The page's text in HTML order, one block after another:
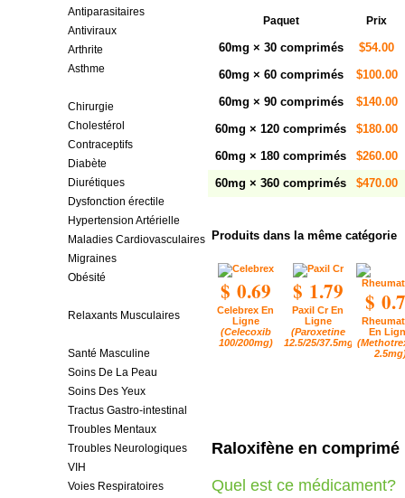
Antiparasitaires
Antiviraux
Arthrite
Asthme
Chirurgie
Cholestérol
Contraceptifs
Diabète
Diurétiques
Dysfonction érectile
Hypertension Artérielle
Maladies Cardiovasculaires
Migraines
Obésité
Relaxants Musculaires
Santé Masculine
Soins De La Peau
Soins Des Yeux
Tractus Gastro-intestinal
Troubles Mentaux
Troubles Neurologiques
VIH
Voies Respiratoires
Paquet Prix
60mg × 30 comprimés
$54.00
60mg × 60 comprimés
$100.00
60mg × 90 comprimés
$140.00
60mg × 120 comprimés
$180.00
60mg × 180 comprimés
$260.00
60mg × 360 comprimés
$470.00
Produits dans la même catégorie
$ 0.69
Celebrex En
Ligne
(Celecoxib
100/200mg)
$ 1.79
Paxil Cr En
Ligne
(Paroxetine
12.5/25/37.5mg)
$
En
Raloxifène en comprimé
Quel est ce médicament?